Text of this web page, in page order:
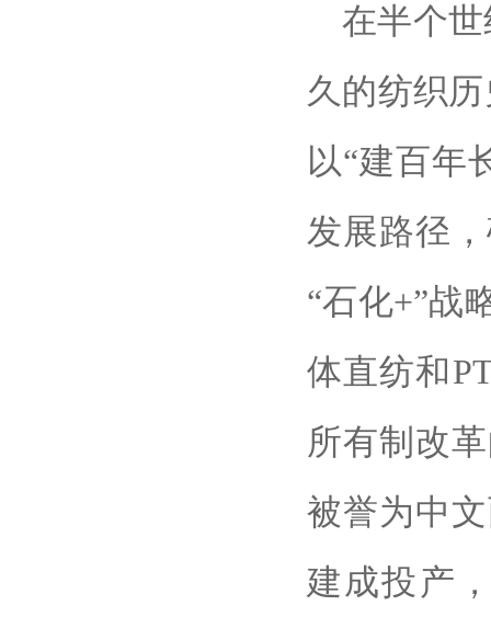
在半个
久的纺织
以“建百年
发展路径
“石化+”战
体直纺和
所有制改
被誉为中
建成投产